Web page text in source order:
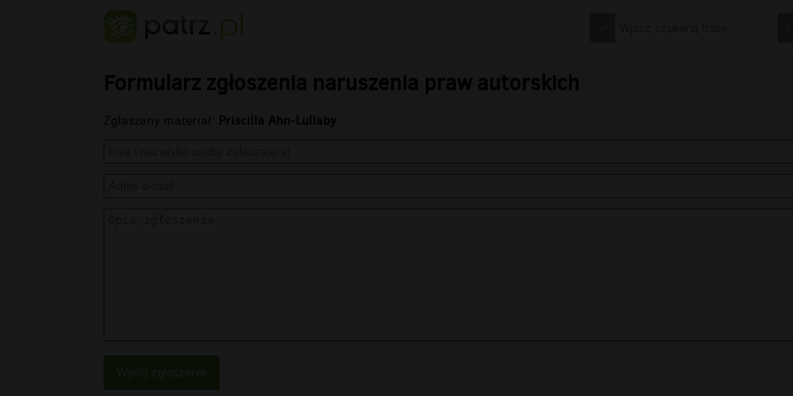
Formularz zgłoszenia naruszenia praw autorskich
Zgłaszany materiał: Priscilla Ahn-Lullaby